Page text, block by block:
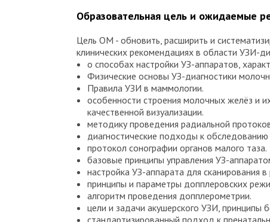
Образовательная цель и ожидаемые
Цель ОМ - обновить, расширить и
клинических рекомендациях в области УЗИ-
о способах настройки УЗ-аппаратов,
Физические основы УЗ-диагностики
Правила УЗИ в маммологии.
особенности строения молочных желёз и
качественной визуализации.
методику проведения радиальной
диагностические подходы к
протокол сонографии органов малого таза.
базовые принципы управления УЗ-
настройка УЗ-аппарата для сканирования
принципы и параметры допплеровских
алгоритм проведения допплерометрии.
цели и задачи акушерского УЗИ, принципы